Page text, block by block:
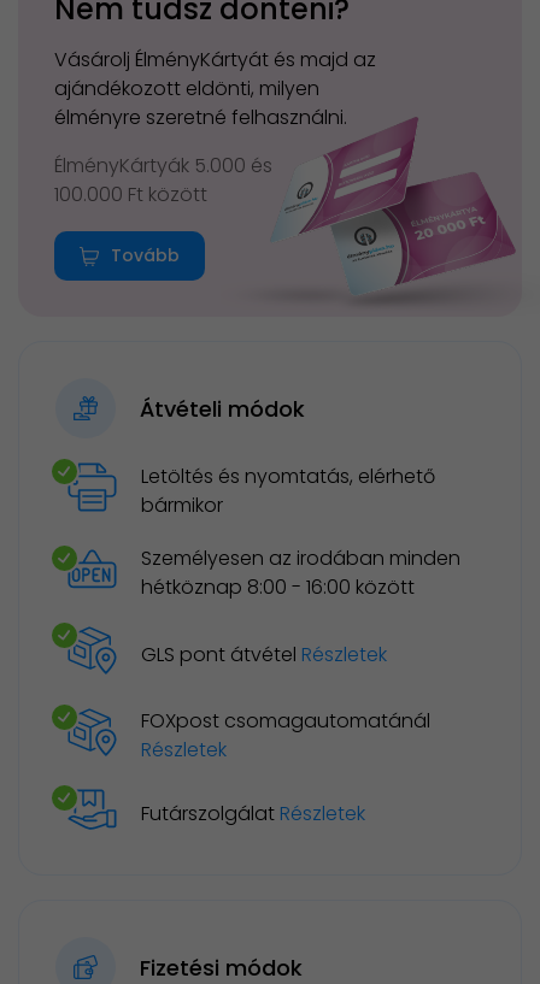
Nem tudsz dönteni?
Vásárolj ÉlményKártyát és majd az
ajándékozott eldönti, milyen
élményre szeretné felhasználni.
ÉlményKártyák 5.000 és
100.000 Ft között
Tovább
Átvételi módok
Letöltés és nyomtatás, elérhető
bármikor
Személyesen az irodában minden
hétköznap 8:00 - 16:00 között
GLS pont átvétel Részletek
FOXpost csomagautomatánál
Részletek
Futárszolgálat Részletek
Fizetési módok